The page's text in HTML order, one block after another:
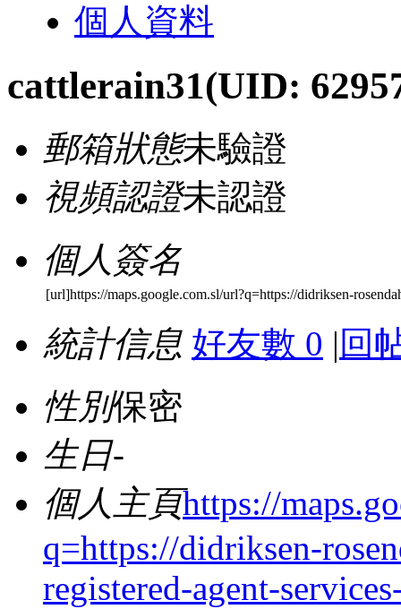
個人資料
cattlerain31(UID:
郵箱狀態未驗證
視頻認證未認證
個人簽名
[url]https://maps.google.com.sl/url?q=https://didriksen-
統計信息 好友數 0 | 回
性別保密
生日-
個人主頁https://
q=https://didriksen-
registered-agent-